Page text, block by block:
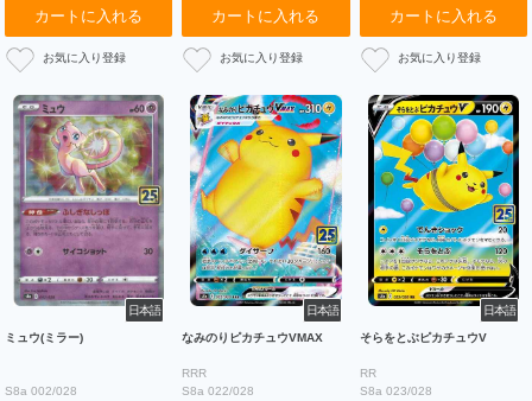
カートに入れる カートに入れる カートに入れる
日本語
ミュウ(ミラー)
S8a 002/028
日本語
なみのりピカチュウVMAX
RRR
S8a 022/028
日本語
そらをとぶピカチュウV
RR
S8a 023/028